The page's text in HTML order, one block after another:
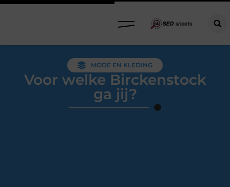
MODE EN KLEDING
Voor welke Birckenstock
ga jij?